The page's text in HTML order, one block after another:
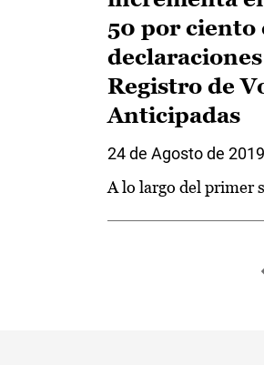
50 por ciento
Registro de
Anticipadas
24 de Agosto de 2019
A lo largo del primer